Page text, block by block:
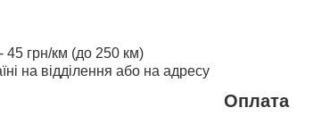
45 грн/км (до 250 км)
на відділення або на адресу
Оплата